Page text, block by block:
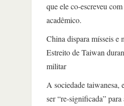
que ele co-escreveu
acadêmico.
China dispara mísseis e
Estreito de Taiwan
militar
A sociedade taiwanesa,
ser “re-significada” para